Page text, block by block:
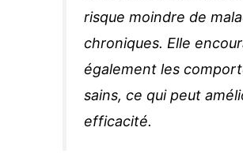
risque moindre de
chroniques. Elle
également les
sains, ce qui peut
efficacité.